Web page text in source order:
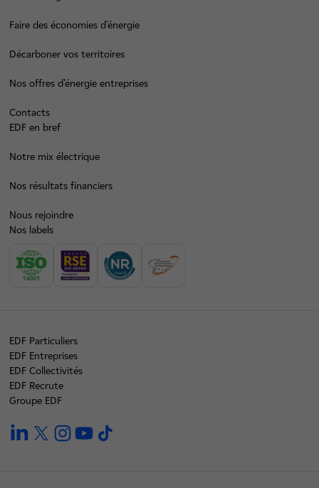
Faire des économies d’énergie
Décarboner vos territoires
Nos offres d’énergie entreprises
Contacts
EDF en bref
Notre mix électrique
Nos résultats financiers
Nous rejoindre
Nos labels
EDF Particuliers
EDF Entreprises
EDF Collectivités
EDF Recrute
Groupe EDF
linkedintwitterinstagramyoutube